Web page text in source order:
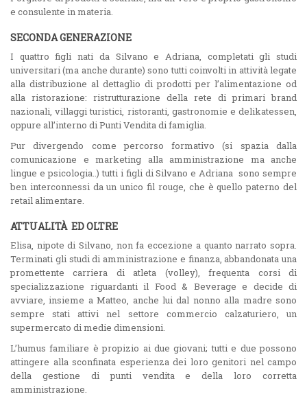
e consulente in materia.
SECONDA GENERAZIONE
I quattro figli nati da Silvano e Adriana, completati gli studi
universitari (ma anche durante) sono tutti coinvolti in attività legate
alla distribuzione al dettaglio di prodotti per l’alimentazione od
alla ristorazione: ristrutturazione della rete di primari brand
nazionali, villaggi turistici, ristoranti, gastronomie e delikatessen,
oppure all’interno di Punti Vendita di famiglia.
Pur divergendo come percorso formativo (si spazia dalla
comunicazione e marketing alla amministrazione ma anche
lingue e psicologia..) tutti i figli di Silvano e Adriana sono sempre
ben interconnessi da un unico fil rouge, che è quello paterno del
retail alimentare.
ATTUALITÀ ED OLTRE
Elisa, nipote di Silvano, non fa eccezione a quanto narrato sopra.
Terminati gli studi di amministrazione e finanza, abbandonata una
promettente carriera di atleta (volley), frequenta corsi di
specializzazione riguardanti il Food & Beverage e decide di
avviare, insieme a Matteo, anche lui dal nonno alla madre sono
sempre stati attivi nel settore commercio calzaturiero, un
supermercato di medie dimensioni.
L’humus familiare è propizio ai due giovani; tutti e due possono
attingere alla sconfinata esperienza dei loro genitori nel campo
della gestione di punti vendita e della loro corretta
amministrazione.